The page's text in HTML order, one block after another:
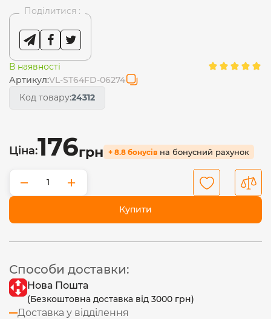
Поділитися :
В наявності
Артикул:VL-ST64FD-06274
Код товару:24312
Ціна:176грн + 8.8 бонусів на бонусний рахунок
− +
Купити
Способи доставки:
Нова Пошта
(Безкоштовна доставка від 3000 грн)
Доставка у відділення